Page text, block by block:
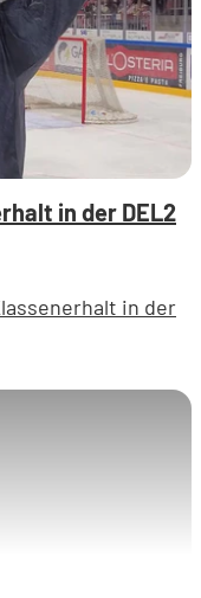
in der DEL2
in der